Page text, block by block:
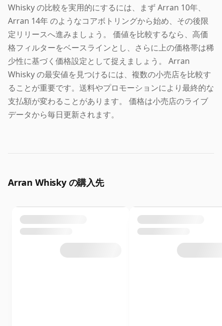
Whisky の比較を実用的にするには、まず Arran 10年、
Arran 14年 のようなコアボトリングから始め、その後限
定リリースへ進みましょう。 価値を比較するなら、高価
格フィルターをベースラインとし、さらに上の価格帯は稀
少性に基づく価格設定として捉えましょう。 Arran
Whisky の最安値を見つけるには、複数の小売店を比較す
ることが重要です。送料やプロモーションにより最終的な
支払額が変わることがあります。 価格は小売店のライブ
データから毎日更新されます。
Arran Whisky の購入先